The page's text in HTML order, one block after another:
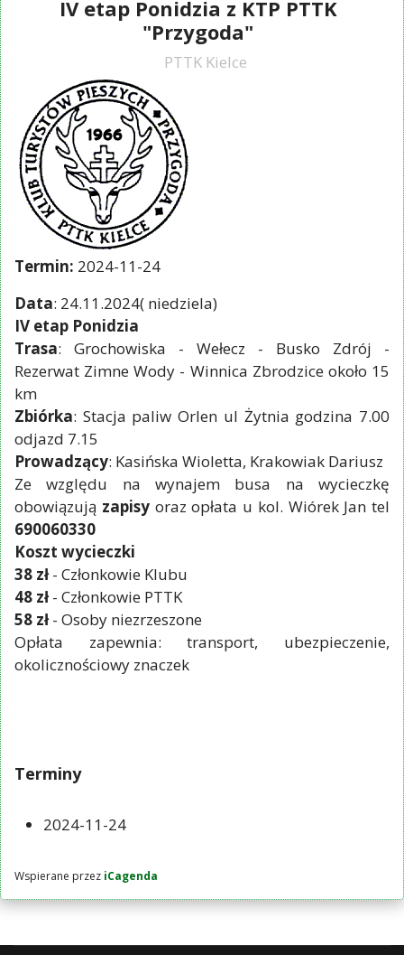
IV etap Ponidzia z KTP PTTK
"Przygoda"
PTTK Kielce
Termin: 2024-11-24
Data: 24.11.2024( niedziela)
IV etap Ponidzia
Trasa: Grochowiska - Wełecz - Busko Zdrój -
Rezerwat Zimne Wody - Winnica Zbrodzice około 15
km
Zbiórka: Stacja paliw Orlen ul Żytnia godzina 7.00
odjazd 7.15
Prowadzący: Kasińska Wioletta, Krakowiak Dariusz
Ze względu na wynajem busa na wycieczkę
obowiązują zapisyoraz opłata u kol. Wiórek Jan tel
690060330
Koszt wycieczki
38 zł- Członkowie Klubu
48 zł- Członkowie PTTK
58 zł- Osoby niezrzeszone
Opłata zapewnia: transport, ubezpieczenie,
okolicznościowy znaczek
Terminy
2024-11-24
Wspierane przez iCagenda